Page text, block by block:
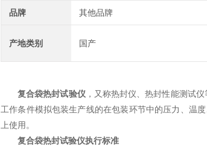
品牌 其他品牌
产地类别 国产
复合袋热封试验仪，又称热封仪、热封性能测试
工作条件模拟包装生产线的在包装环节中的压力、温
上使用。
复合袋热封试验仪执行标准